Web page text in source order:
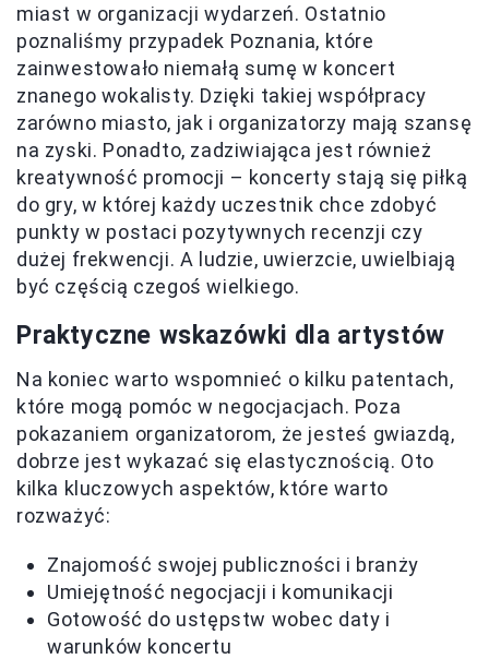
miast w organizacji wydarzeń. Ostatnio
poznaliśmy przypadek Poznania, które
zainwestowało niemałą sumę w koncert
znanego wokalisty. Dzięki takiej współpracy
zarówno miasto, jak i organizatorzy mają szansę
na zyski. Ponadto, zadziwiająca jest również
kreatywność promocji – koncerty stają się piłką
do gry, w której każdy uczestnik chce zdobyć
punkty w postaci pozytywnych recenzji czy
dużej frekwencji. A ludzie, uwierzcie, uwielbiają
być częścią czegoś wielkiego.
Praktyczne wskazówki dla artystów
Na koniec warto wspomnieć o kilku patentach,
które mogą pomóc w negocjacjach. Poza
pokazaniem organizatorom, że jesteś gwiazdą,
dobrze jest wykazać się elastycznością. Oto
kilka kluczowych aspektów, które warto
rozważyć:
Znajomość swojej publiczności i branży
Umiejętność negocjacji i komunikacji
Gotowość do ustępstw wobec daty i
warunków koncertu